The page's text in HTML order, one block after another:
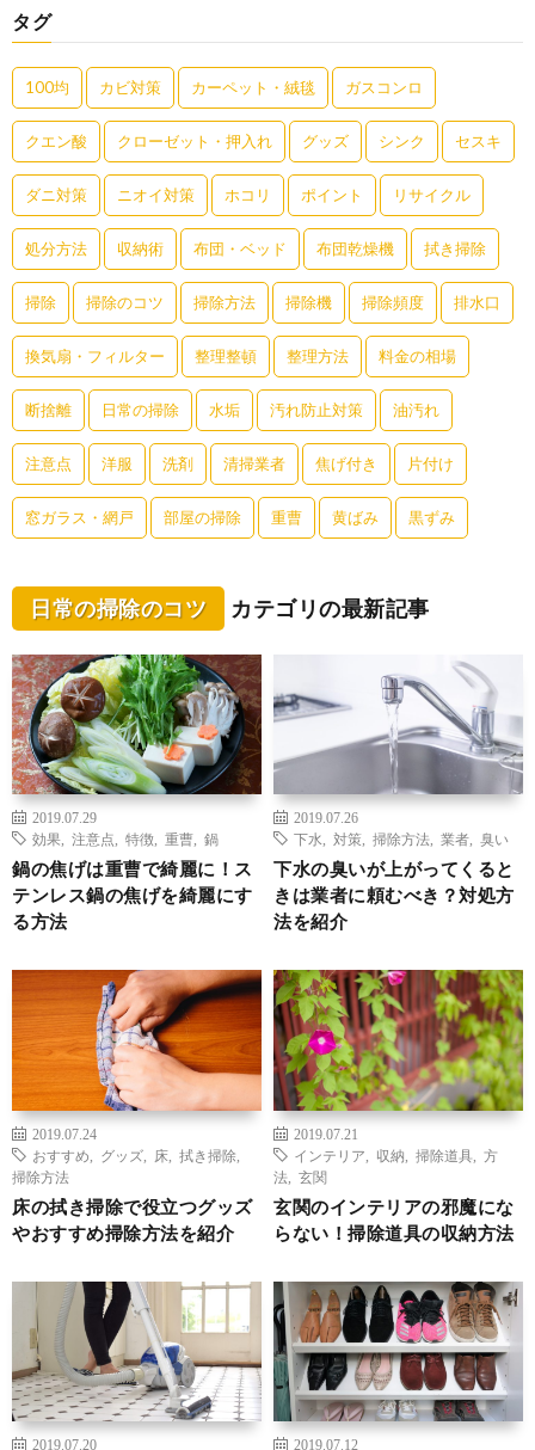
タグ
100均 カビ対策 カーペット・絨毯 ガスコンロ
クエン酸 クローゼット・押入れ グッズ シンク セスキ
ダニ対策 ニオイ対策 ホコリ ポイント リサイクル
処分方法 収納術 布団・ベッド 布団乾燥機 拭き掃除
掃除 掃除のコツ 掃除方法 掃除機 掃除頻度 排水口
換気扇・フィルター 整理整頓 整理方法 料金の相場
断捨離 日常の掃除 水垢 汚れ防止対策 油汚れ
注意点 洋服 洗剤 清掃業者 焦げ付き 片付け
窓ガラス・網戸 部屋の掃除 重曹 黄ばみ 黒ずみ
日常の掃除のコツ カテゴリの最新記事
2019.07.29
効果
注意点 特徴 重曹 鍋
鍋の焦げは重曹で綺麗に！ス
テンレス鍋の焦げを綺麗にす
る方法
2019.07.26
下水
対策 掃除方法 業者 臭い
下水の臭いが上がってくると
きは業者に頼むべき？対処方
法を紹介
2019.07.24
おすすめ
グッズ 床 拭き掃除
掃除方法
床の拭き掃除で役立つグッズ
やおすすめ掃除方法を紹介
2019.07.21
インテリア
収納 掃除道具
方
法
玄関
玄関のインテリアの邪魔にな
らない！掃除道具の収納方法
2019.07.20 2019.07.12